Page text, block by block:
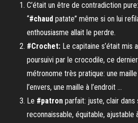
C’était un être de contradiction
“#chaud patate” même si on lui
enthousiasme allait le perdre.
#Crochet: Le capitaine s’était mis
poursuivi par le crocodile, ce
métronome très pratique: une maille
l’envers, une maille à l’endroit …
Le #patron parfait: juste, clair
reconnaissable, équitable, ajustable